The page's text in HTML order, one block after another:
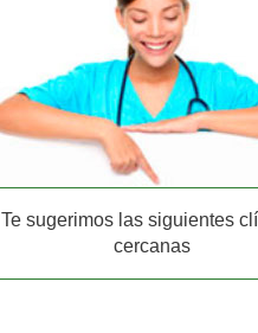
Te sugerimos las siguientes
cercanas